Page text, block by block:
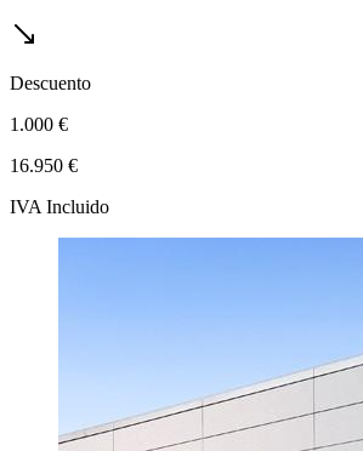
Descuento
1.000 €
16.950 €
IVA Incluido